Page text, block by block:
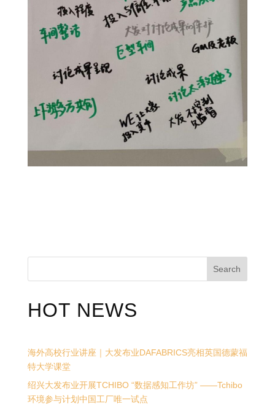
Search
HOT NEWS
海外高校行业讲座｜大发布业DAFABRICS亮相英国德蒙福
特大学课堂
绍兴大发布业开展TCHIBO “数据感知工作坊” ——Tchibo
环境参与计划中国工厂唯一试点